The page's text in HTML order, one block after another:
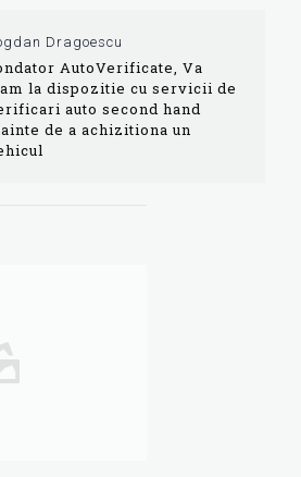
Dragoescu
AutoVerificate, Va
la dispozitie cu servicii de
auto second hand
de a achizitiona un